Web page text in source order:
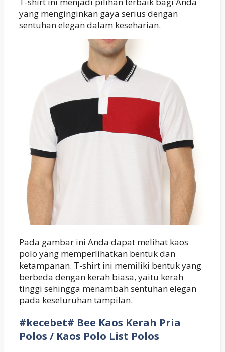
yang menginginkan gaya serius dengan
sentuhan elegan dalam keseharian.
Pada gambar ini Anda dapat melihat kaos
polo yang memperlihatkan bentuk dan
ketampanan. T-shirt ini memiliki bentuk yang
berbeda dengan kerah biasa, yaitu kerah
tinggi sehingga menambah sentuhan elegan
pada keseluruhan tampilan.
#kecebet# Bee Kaos Kerah Pria
Polos / Kaos Polo List Polos